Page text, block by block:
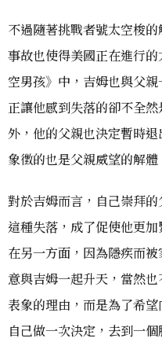
不過隨著挑戰者號太空梭
事故也使得美國正在進行
空男孩》中，吉姆也與父
正讓他感到失落的卻不全
外，他的父親也決定暫時
象徵的也是父親威望的解體
對於吉姆而言，自己崇拜
這種失落，成了促使他更
在另一方面，因為隱疾而
意與吉姆一起升天，當然
表象的理由，而是為了希
自己做一次決定，去到一